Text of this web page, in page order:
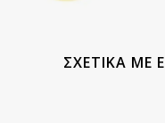
ΣΧΕΤΙΚΑ ΜΕ